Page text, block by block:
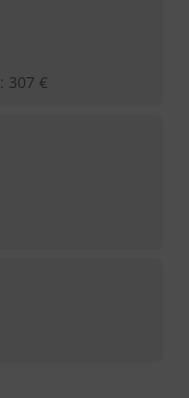
: 307 €